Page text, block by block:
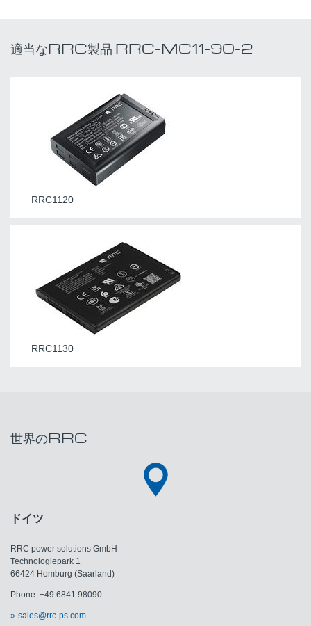
適当なRRC製品 RRC-MC11-90-2
RRC1120
RRC1130
世界のRRC
ドイツ
RRC power solutions GmbH
Technologiepark 1
66424 Homburg (Saarland)
Phone: +49 6841 98090
sales@rrc-ps.com